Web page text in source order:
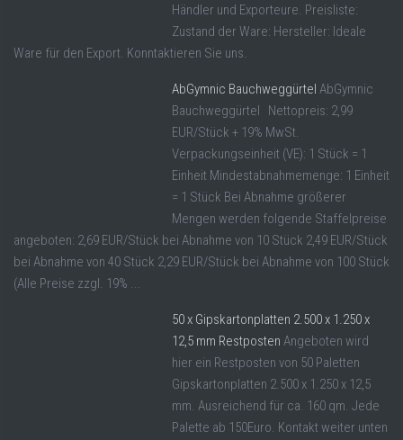
Händler und Exporteure. Preisliste:
Zustand der Ware: Hersteller: Ideale
Ware für den Export. Konntaktieren Sie uns.
AbGymnic Bauchweggürtel AbGymnic
Bauchweggürtel Nettopreis: 2,99
EUR/Stück + 19% MwSt.
Verpackungseinheit (VE): 1 Stück = 1
Einheit Mindestabnahmemenge: 1 Einheit
= 1 Stück Bei Abnahme größerer
Mengen werden folgende Staffelpreise
angeboten: 2,69 EUR/Stück bei Abnahme von 10 Stück 2,49 EUR/Stück
bei Abnahme von 40 Stück 2,29 EUR/Stück bei Abnahme von 100 Stück
(Alle Preise zzgl. 19% ...
50 x Gipskartonplatten 2.500 x 1.250 x
12,5 mm Restposten Angeboten wird
hier ein Restposten von 50 Paletten
Gipskartonplatten 2.500 x 1.250 x 12,5
mm. Ausreichend für ca. 160 qm. Jede
Palette ab 150Euro. Kontakt weiter unten